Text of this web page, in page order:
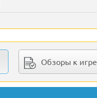
Обзоры к игре